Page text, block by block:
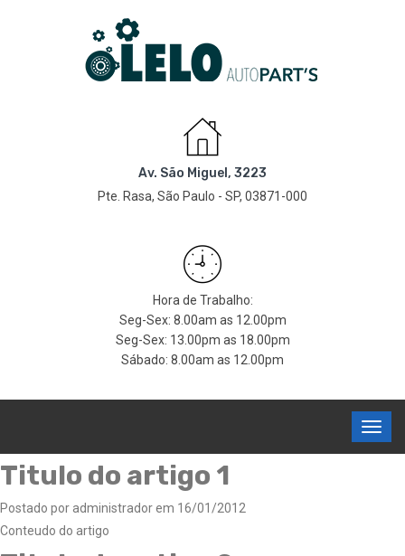
Av. São Miguel, 3223
Pte. Rasa, São Paulo - SP, 03871-000
Hora de Trabalho:
Seg-Sex: 8.00am as 12.00pm
Seg-Sex: 13.00pm as 18.00pm
Sábado: 8.00am as 12.00pm
Titulo do artigo 1
Postado por administrador em 16/01/2012
Conteudo do artigo